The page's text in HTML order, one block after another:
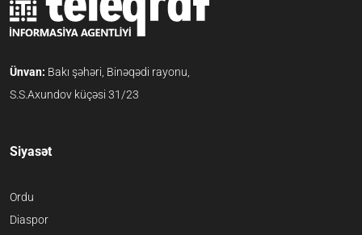
Ünvan: Bakı şəhəri, Binəqədi rayonu,
S.S.Axundov küçəsi 31/23
Siyasət
Ordu
Diaspor